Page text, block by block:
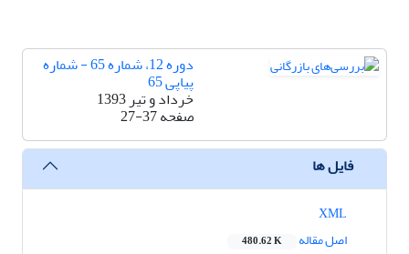
دوره 12، شماره 65 - شماره
پیاپی 65
خرداد و تیر 1393
صفحه27-37
فایل ها
اصل مقاله
480.62 K